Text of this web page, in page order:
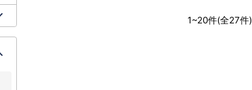
1~20件(全27件)